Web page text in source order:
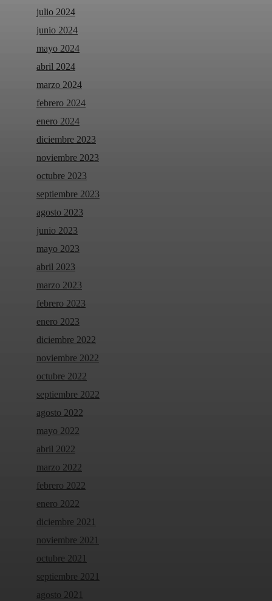
julio 2024
junio 2024
mayo 2024
abril 2024
marzo 2024
febrero 2024
enero 2024
diciembre 2023
noviembre 2023
octubre 2023
septiembre 2023
agosto 2023
junio 2023
mayo 2023
abril 2023
marzo 2023
febrero 2023
enero 2023
diciembre 2022
noviembre 2022
octubre 2022
septiembre 2022
agosto 2022
mayo 2022
abril 2022
marzo 2022
febrero 2022
enero 2022
diciembre 2021
noviembre 2021
octubre 2021
septiembre 2021
agosto 2021